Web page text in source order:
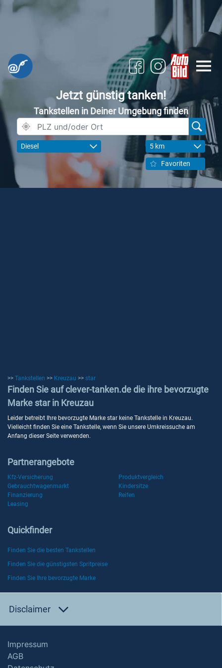
Jetzt günstig tanken!
Tankstellen in Deiner Umgebung finden
Diesel 5 km
Favoriten
>> Tankstellen >> Kreuzau >> star
Finden Sie auf clever-tanken.de die ihre bevorzugte
Marke star in Kreuzau
Leider betreibt Ihre bevorzugte Marke star keine Tankstelle in Kreuzau.
Vielleicht finden Sie eine Tankstelle, wenn Sie unsere Umkreissuche am
Anfang dieser Seite verwenden.
Partnerangebote
Kfz-Versicherung
Produktvergleich
Gebrauchtwagenmarkt
Kindersitze
Finanzierung
Reifen
Leasing
Quickfinder
Finden Sie die besten Tankstellen
Finden Sie die günstigsten Spritpreise
Finden Sie Ihre bevorzugte Marke
Disclaimer
Impressum
AGB